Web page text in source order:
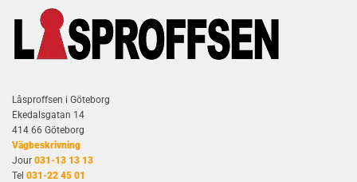
Låsproffsen i Göteborg
Ekedalsgatan 14
414 66 Göteborg
Vägbeskrivning
Jour 031-13 13 13
Tel 031-22 45 01